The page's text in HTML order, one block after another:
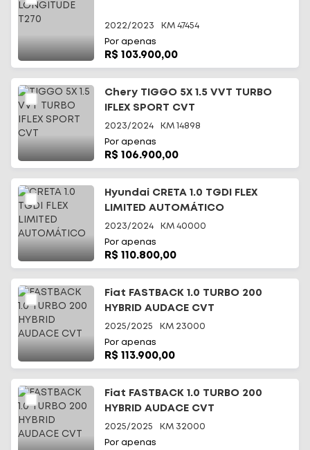
2022/2023 KM 47454
Por apenas
R$ 103.900,00
Chery TIGGO 5X 1.5 VVT TURBO
IFLEX SPORT CVT
2023/2024 KM 14898
Por apenas
R$ 106.900,00
Hyundai CRETA 1.0 TGDI FLEX
LIMITED AUTOMÁTICO
2023/2024 KM 40000
Por apenas
R$ 110.800,00
Fiat FASTBACK 1.0 TURBO 200
HYBRID AUDACE CVT
2025/2025 KM 23000
Por apenas
R$ 113.900,00
Fiat FASTBACK 1.0 TURBO 200
HYBRID AUDACE CVT
2025/2025 KM 32000
Por apenas